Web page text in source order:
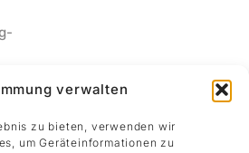
verwalten
zu bieten, verwenden wir
um Geräteinformationen zu
ADRESSE